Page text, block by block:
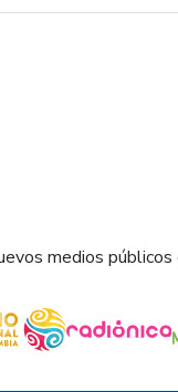
medios públicos